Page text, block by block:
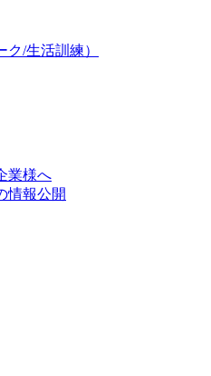
/生活訓練）
業様へ
情報公開